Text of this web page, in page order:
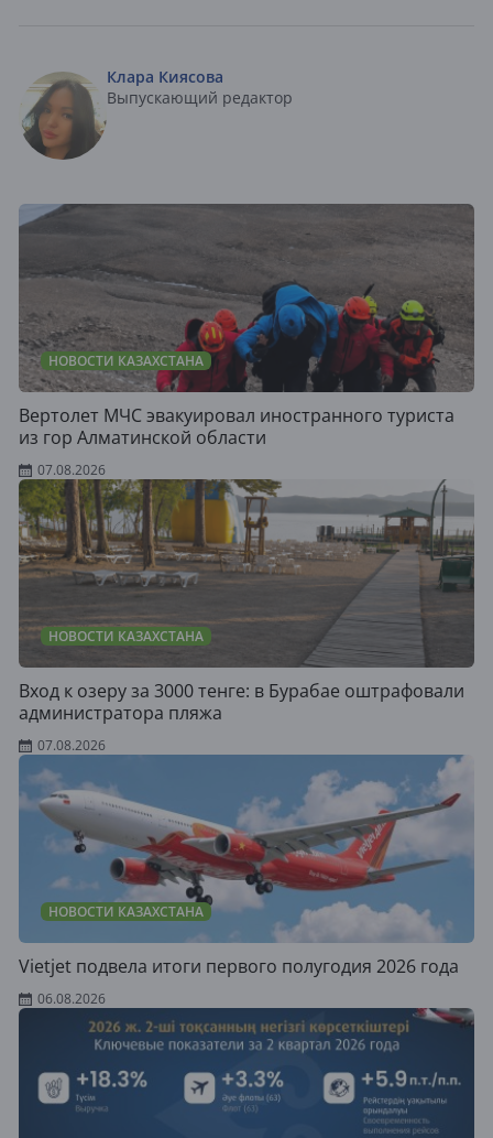
Клара Киясова
Выпускающий редактор
НОВОСТИ КАЗАХСТАНА
Вертолет МЧС эвакуировал иностранного туриста
из гор Алматинской области
07.08.2026
НОВОСТИ КАЗАХСТАНА
Вход к озеру за 3000 тенге: в Бурабае оштрафовали
администратора пляжа
07.08.2026
НОВОСТИ КАЗАХСТАНА
Vietjet подвела итоги первого полугодия 2026 года
06.08.2026